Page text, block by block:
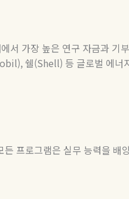
서 가장 높은 연구 자금과 기
쉘(Shell) 등 글로벌 에너
든 프로그램은 실무 능력을 배